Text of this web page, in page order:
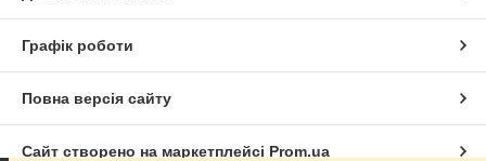
Графік роботи
Повна версія сайту
Сайт створено на маркетплейсі Prom.ua